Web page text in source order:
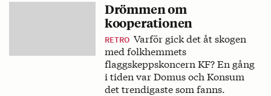
Drömmen om
kooperationen
RETRO Varför gick det åt skogen
med folkhemmets
flaggskeppskoncern KF? En gång
i tiden var Domus och Konsum
det trendigaste som fanns.